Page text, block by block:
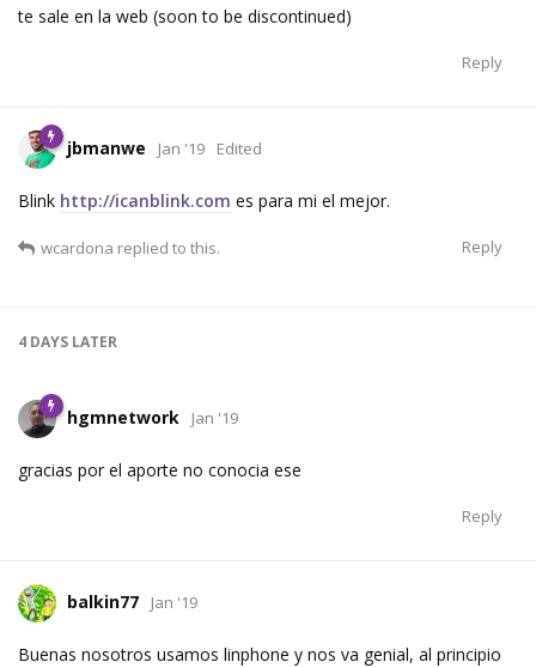
te sale en la web (soon to be discontinued)
Reply
jbmanwe Jan '19 Edited
Blink http://icanblink.com es para mi el mejor.
Reply
wcardona replied to this.
4 DAYS LATER
hgmnetwork Jan '19
gracias por el aporte no conocia ese
Reply
balkin77 Jan '19
Buenas nosotros usamos linphone y nos va genial, al principio